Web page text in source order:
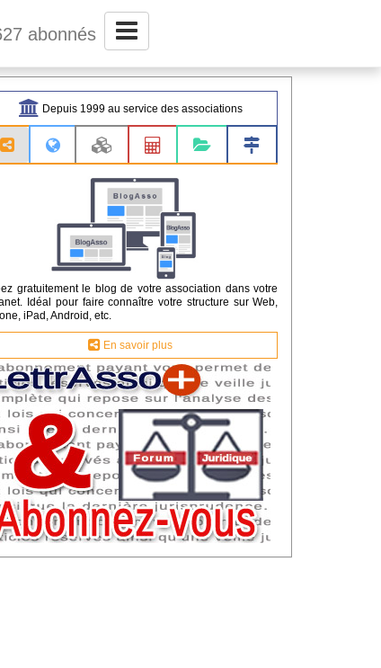
abonnés
Depuis 1999 au service des associations
gratuitement le blog de votre association dans votre
Idéal pour faire connaître votre structure sur Web,
iPad, Android, etc.
En savoir plus